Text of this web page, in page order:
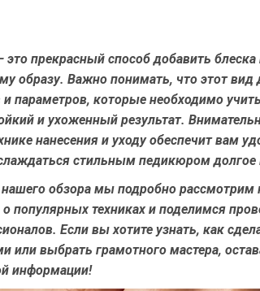
прекрасный способ добавить блеска
образу. Важно понимать, что этот вид
параметров, которые необходимо
и ухоженный результат.
нанесения и уходу обеспечит вам
стильным педикюром долгое
обзора мы подробно
популярных техниках и поделимся
Если вы хотите узнать, как
или выбрать грамотного мастера,
информации!